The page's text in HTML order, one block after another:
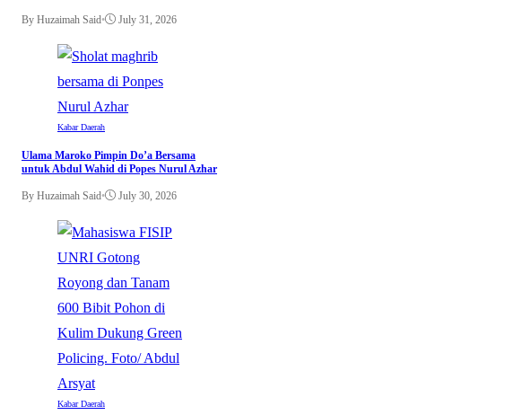
By Huzaimah Said• July 31, 2026
Kabar Daerah
Ulama Maroko Pimpin Do’a Bersama
untuk Abdul Wahid di Popes Nurul Azhar
By Huzaimah Said• July 30, 2026
Kabar Daerah